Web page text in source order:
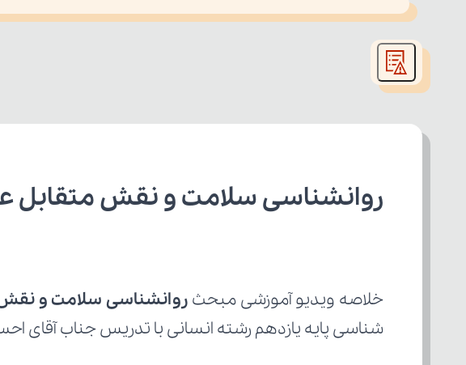
This
is
window.
روانشناسی سلامت و نقش متقابل
خلاصه ویدیو آموزشی مبحث روانشناسی سلامت و
شناسی پایه یازدهم رشته انسانی با تدریس جناب آقای